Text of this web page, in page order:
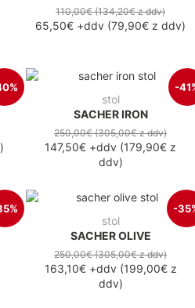
110,00€(134,20€z ddv)
65,50€ +ddv (79,90€ z ddv)
)
-
stol
SACHER IRON
250,00€(305,00€z ddv)
147,50€ +ddv (179,90€ z
ddv)
-
stol
SACHER OLIVE
250,00€(305,00€z ddv)
163,10€+ddv(199,00€z
ddv)